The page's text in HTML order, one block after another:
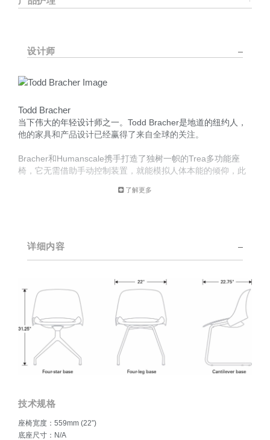
设计师
Todd Bracher
当下伟大的年轻设计师之一。Todd Bracher是地道的纽约人，
他的家具和产品设计已经赢得了来自全球的关注。
Bracher和Humanscale携手打造了独树一帜的Trea多功能座
椅，它无需借助手动控制装置，就能模拟人体本能的倾仰，此
国际当代家具展（New York’s International Contemporary
经验，曾在英国Tom Dixon设计事务所任职，在法国国立高等
工业设计学院作为设计学教授教过书，并且在斯堪的纳维亚的
奢侈品品牌乔治杰生（Georg Jensen）担任过创意总监。
游历海外十载之后，Bracher于2007年回到纽约，并在布鲁克
林创建了Todd Bracher工作室。
了解更多
详细内容
技术规格
座椅宽度：559mm (22”)
底座尺寸：N/A